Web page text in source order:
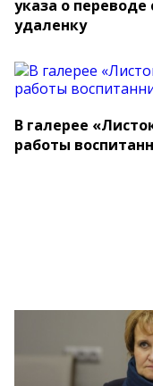
указа о переводе
удаленку
В галерее
работы